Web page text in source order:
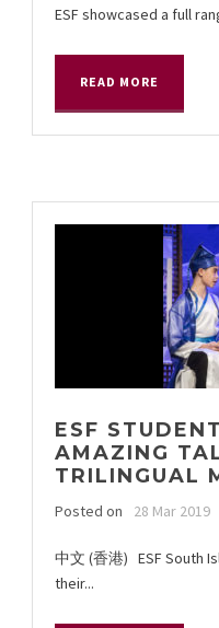
ESF showcased a full
READ MORE
ESF
AMAZING
TRILINGUAL
Posted on 28 Mar 2019
中文 (香港) ESF South
their...